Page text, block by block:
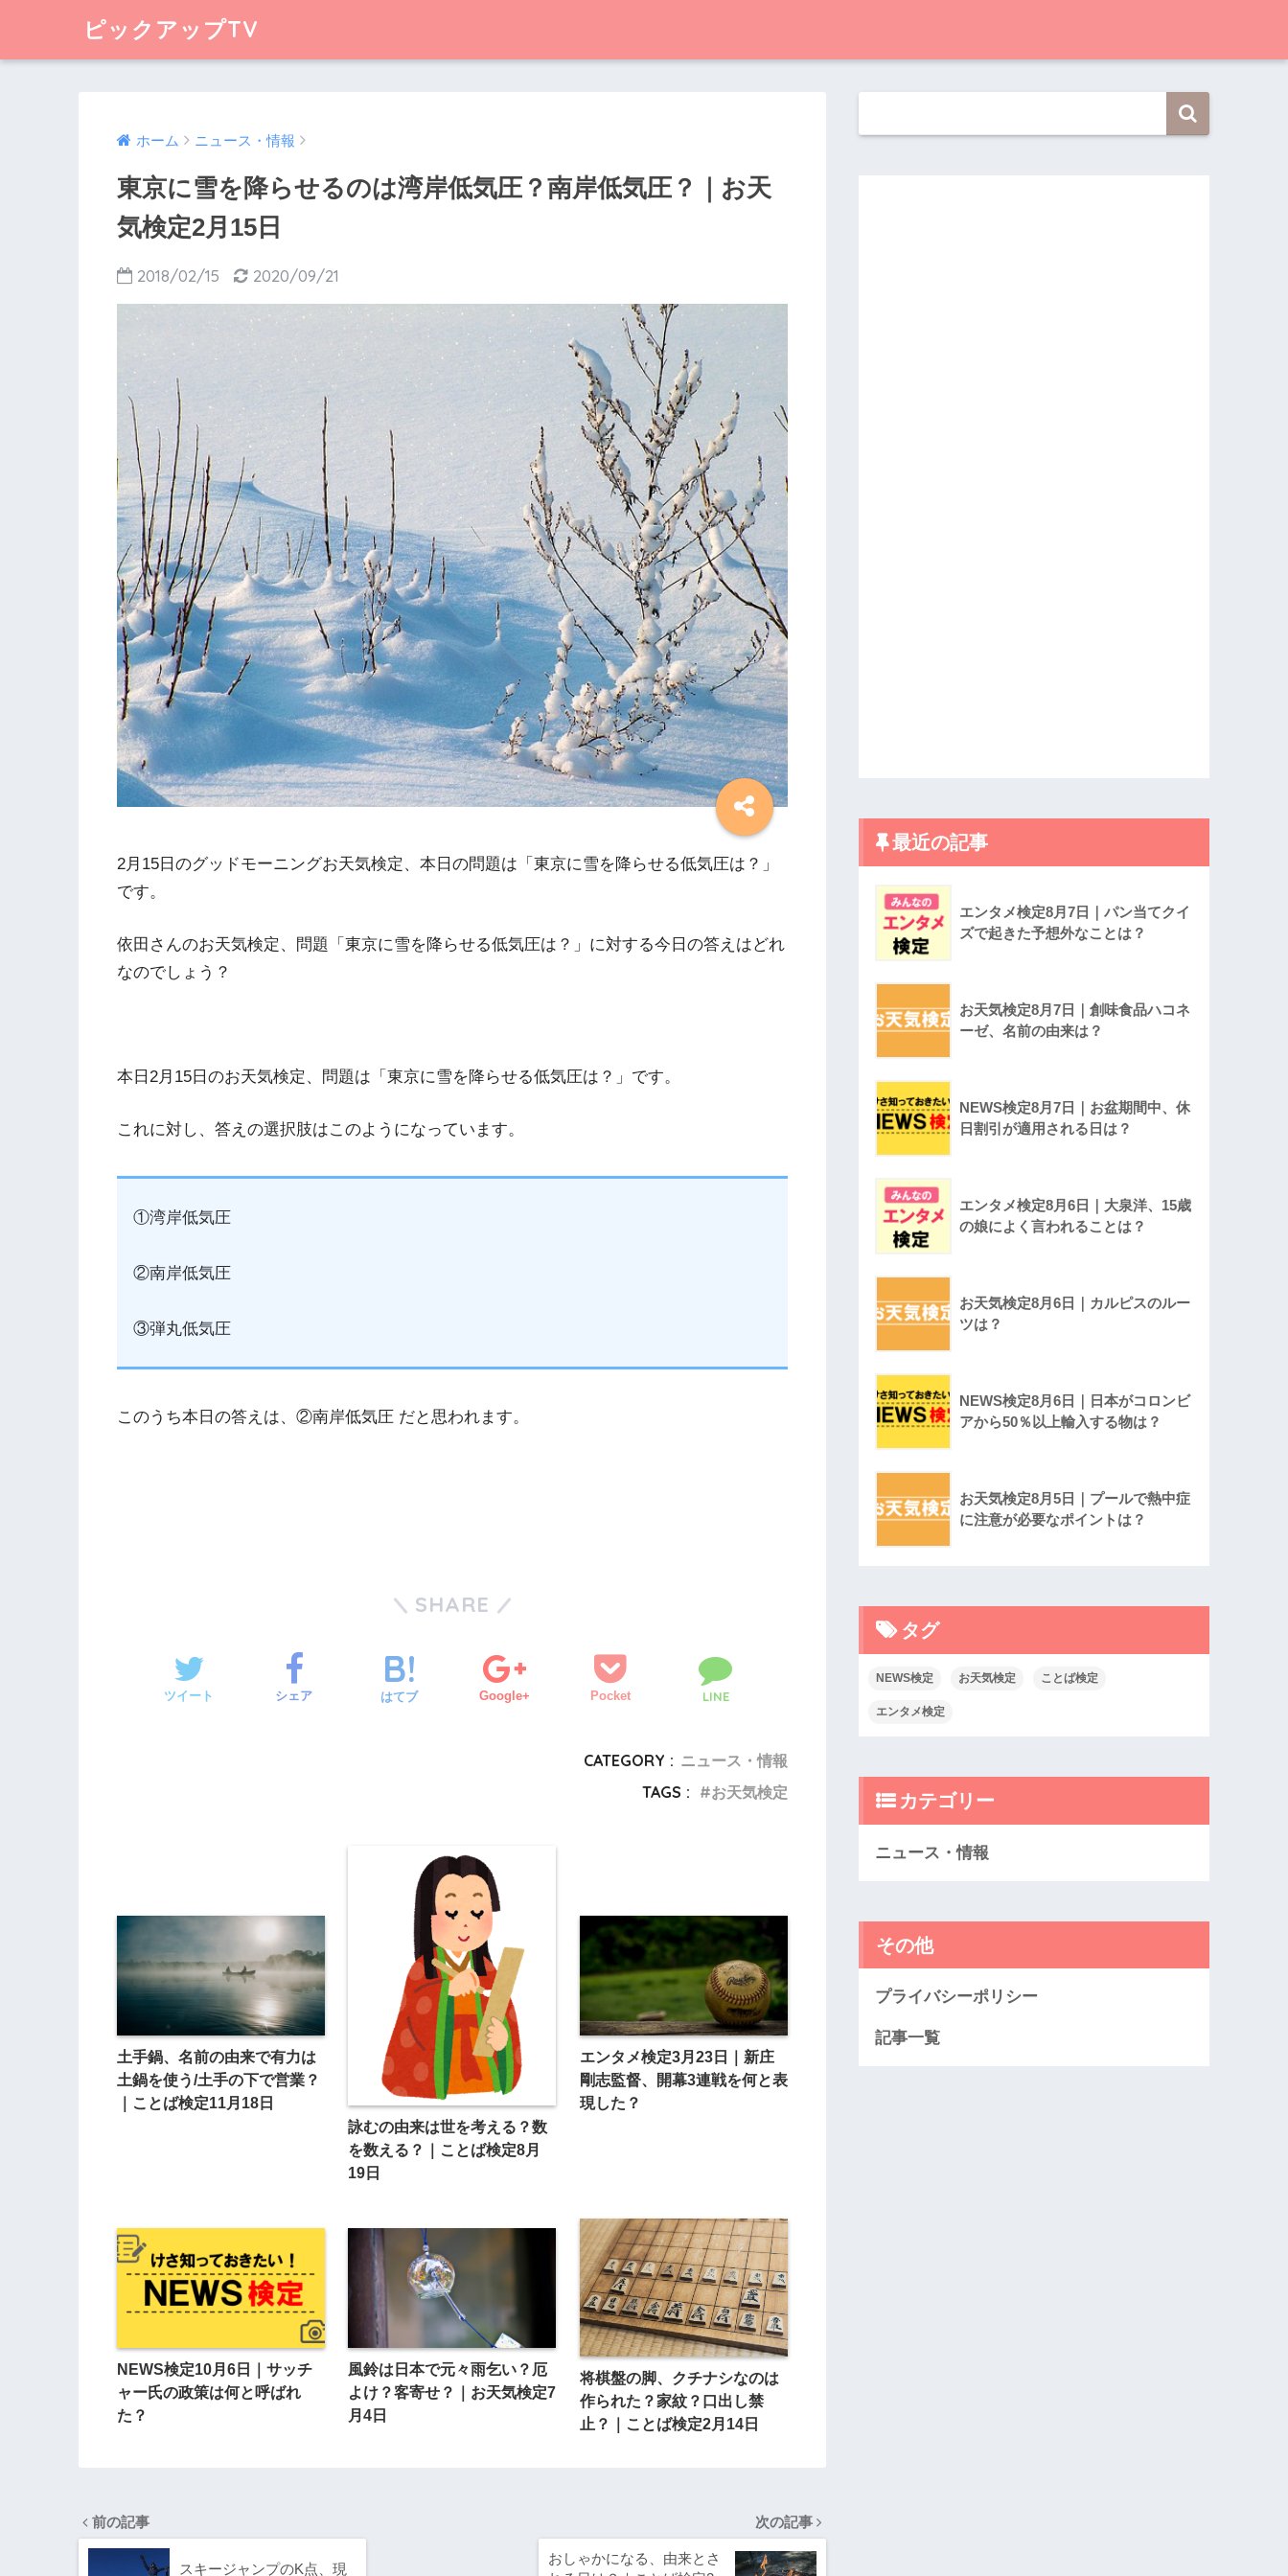
ピックアップTV
ホーム ニュース・情報
東京に雪を降らせるのは湾岸低気圧？南岸低気圧？｜お天
気検定2月15日
2018/02/15 2020/09/21
2月15日のグッドモーニングお天気検定、本日の問題は「東京に雪を降らせる低気圧は？」
です。
依田さんのお天気検定、問題「東京に雪を降らせる低気圧は？」に対する今日の答えはどれ
なのでしょう？
本日2月15日のお天気検定、問題は「東京に雪を降らせる低気圧は？」です。
これに対し、答えの選択肢はこのようになっています。
①湾岸低気圧
②南岸低気圧
③弾丸低気圧
このうち本日の答えは、②南岸低気圧 だと思われます。
SHARE
ツイート シェア はてブ Google+ Pocket LINE
CATEGORY : ニュース・情報
TAGS :
お天気検定
土手鍋、名前の由来で有力は
土鍋を使う/土手の下で営業？
｜ことば検定11月18日
詠むの由来は世を考える？数
を数える？｜ことば検定8月
19日
エンタメ検定3月23日｜新庄
剛志監督、開幕3連戦を何と表
現した？
NEWS検定10月6日｜サッチ
ャー氏の政策は何と呼ばれ
た？
風鈴は日本で元々雨乞い？厄
よけ？客寄せ？｜お天気検定7
月4日
将棋盤の脚、クチナシなのは
作られた？家紋？口出し禁
止？｜ことば検定2月14日
前の記事
スキージャンプのK点、現
次の記事
おしゃかになる、由来とさ
最近の記事
エンタメ検定8月7日｜パン当てクイ
ズで起きた予想外なことは？
お天気検定8月7日｜創味食品ハコネ
ーゼ、名前の由来は？
NEWS検定8月7日｜お盆期間中、休
日割引が適用される日は？
エンタメ検定8月6日｜大泉洋、15歳
の娘によく言われることは？
お天気検定8月6日｜カルピスのルー
ツは？
NEWS検定8月6日｜日本がコロンビ
アから50％以上輸入する物は？
お天気検定8月5日｜プールで熱中症
に注意が必要なポイントは？
タグ
NEWS検定 お天気検定 ことば検定
エンタメ検定
カテゴリー
ニュース・情報
その他
プライバシーポリシー
記事一覧